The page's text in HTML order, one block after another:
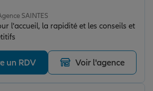
SAINTES
l'accueil, la rapidité et les conseils et
un RDV Voir l'agence